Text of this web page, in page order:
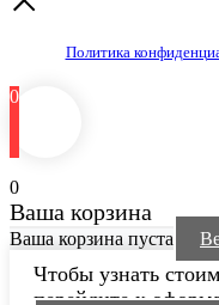
Политика
0
0
Ваша корзина
Ваша корзина пуста
Чтобы узнать
перейдите к